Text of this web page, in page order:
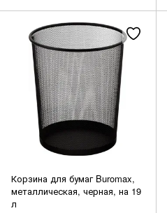
Корзина для бумаг Buromax,
металлическая, черная, на 19
л